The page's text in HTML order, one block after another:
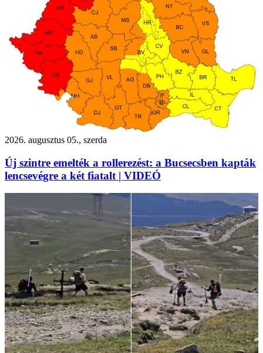
2026. augusztus 05., szerda
Új szintre emelték a rollerezést: a Bucsecsben kapták
lencsevégre a két fiatalt | VIDEÓ